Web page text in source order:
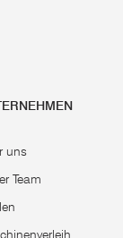
uns
Team